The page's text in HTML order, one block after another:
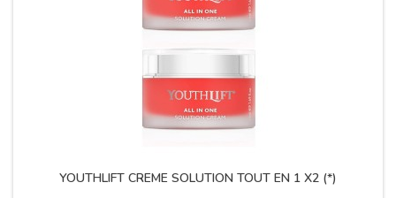
YOUTHLIFT CREME SOLUTION TOUT EN 1 X2 (*)